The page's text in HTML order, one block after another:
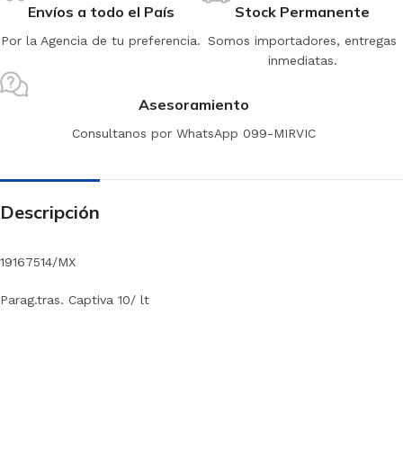
Envíos a todo el País
Por la Agencia de tu preferencia.
Stock Permanente
Somos importadores, entregas
inmediatas.
Asesoramiento
Consultanos por WhatsApp 099-MIRVIC
Descripción
19167514/MX
Parag.tras. Captiva 10/ lt